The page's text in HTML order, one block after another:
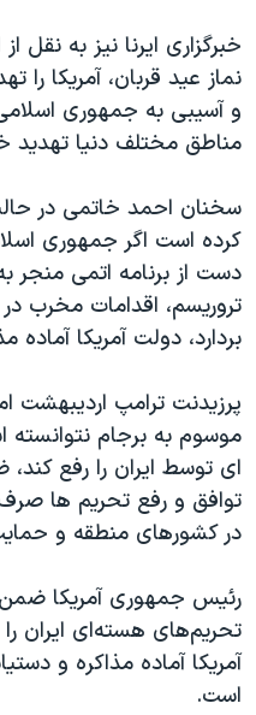
صفحه‌های ویژه
سفر پرزیدنت ترامپ به چین
خبرگزاری ایرنا نیز به
نماز عید قربان، آمریکا را
و آسیبی به جمهوری اسلامی
مناطق مختلف دنیا تهدید
سخنان احمد خاتمی در
کرده است اگر جمهوری
دست از برنامه اتمی منجر
تروریسم، اقدامات مخرب
بردارد، دولت آمریکا
پرزیدنت ترامپ اردیبهشت
موسوم به برجام
ای توسط ایران را رفع
توافق و رفع تحریم ها
در کشورهای منطقه و
رئیس جمهوری آمریکا ضمن
تحریم‌های هسته‌ای ایران را
آمریکا آماده مذاکره و
است.